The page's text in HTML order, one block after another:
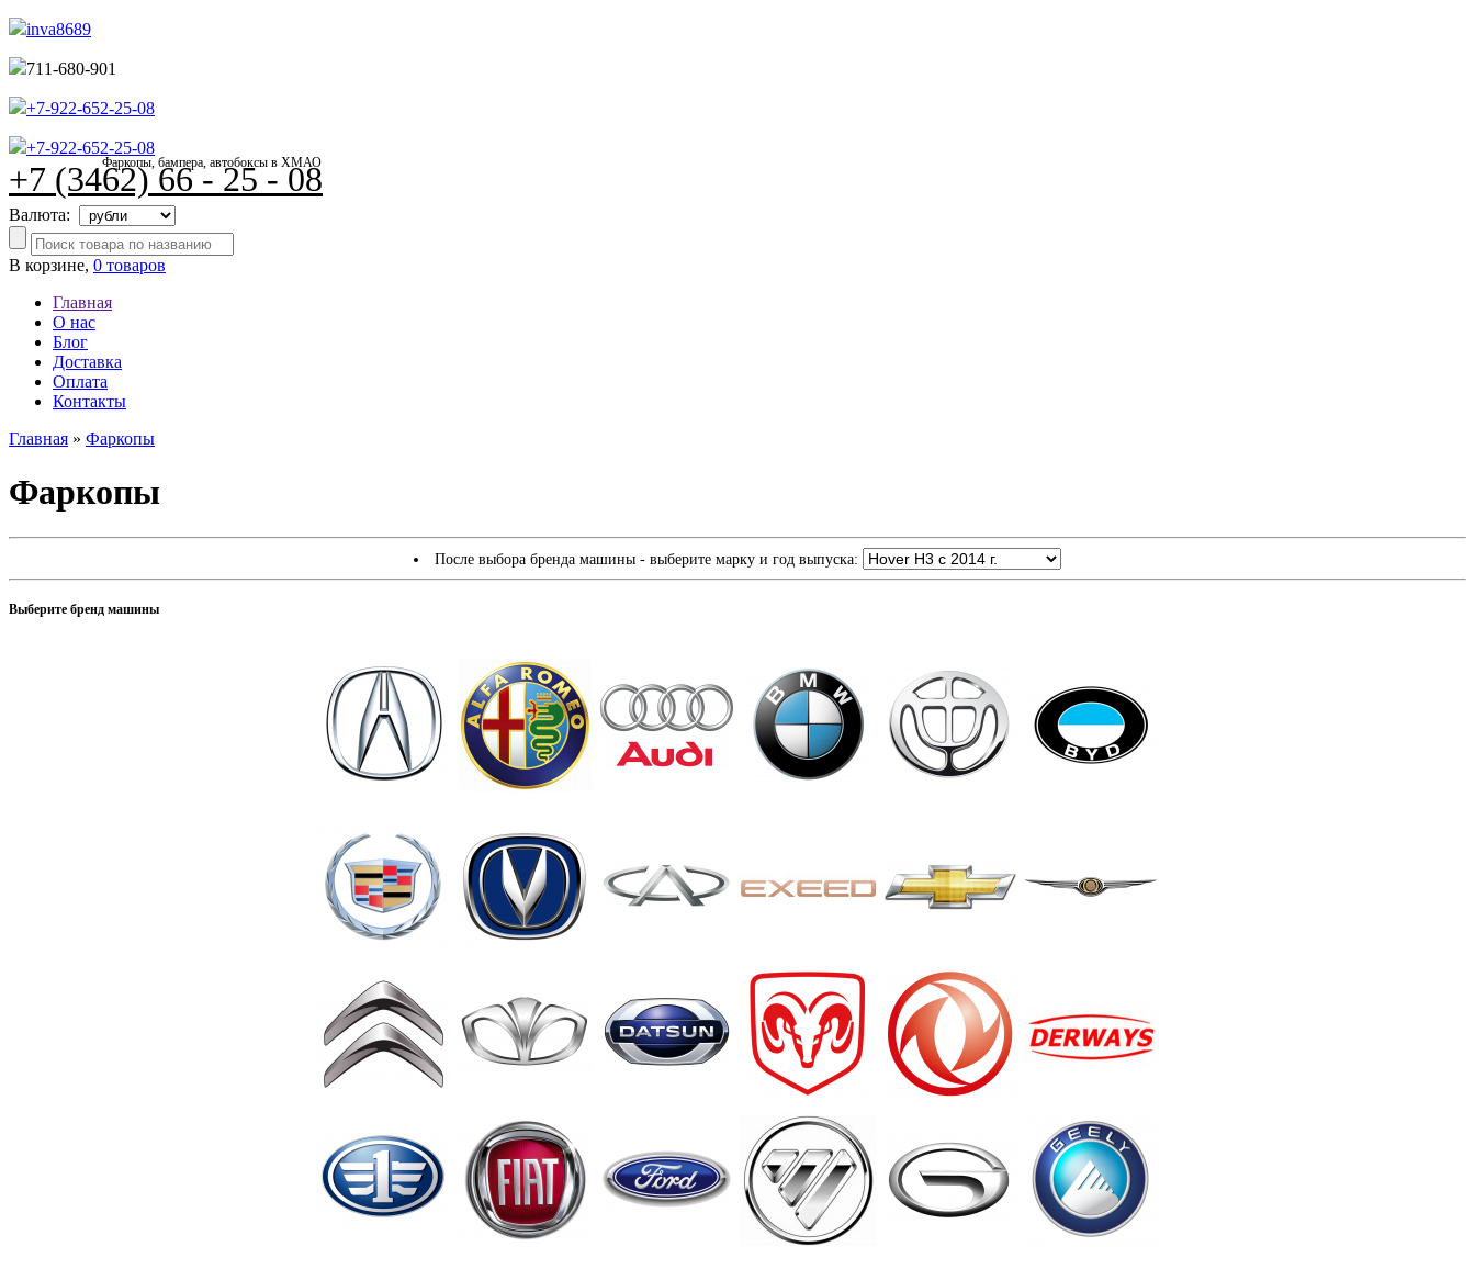
Фаркопы, бампера, автобоксы в ХМАО
inva8689
711-680-901
+7-922-652-25-08
+7-922-652-25-08
+7 (3462) 66 - 25 - 08
Валюта:
В корзине, 0 товаров
Главная
О нас
Блог
Доставка
Оплата
Контакты
Главная » Фаркопы
Фаркопы
После выбора бренда машины - выберите марку и год выпуска:
Выберите бренд машины